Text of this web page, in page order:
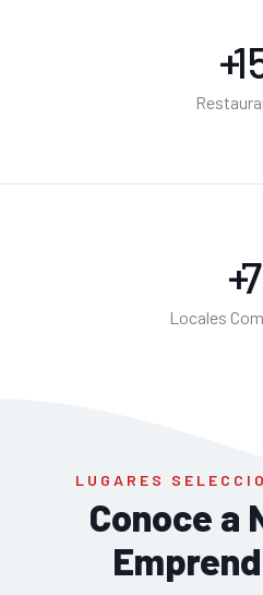
+
+
10
Locales
LUGARES
Conoce a